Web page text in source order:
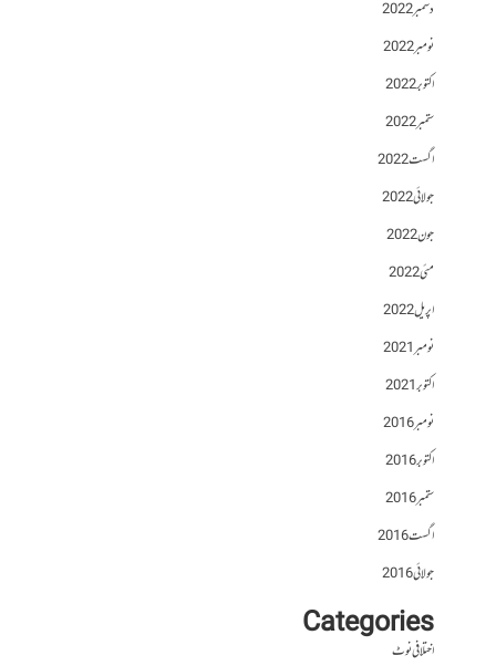
دسمبر 2022
نومبر 2022
اکتوبر 2022
ستمبر 2022
اگست 2022
جولائی 2022
جون 2022
مئی 2022
اپریل 2022
نومبر 2021
اکتوبر 2021
نومبر 2016
اکتوبر 2016
ستمبر 2016
اگست 2016
جولائی 2016
Categories
اختلافی نوٹ